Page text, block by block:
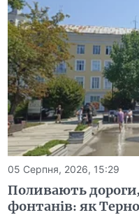
05 Серпня, 2026, 15:29
Поливають
фонтанів: як